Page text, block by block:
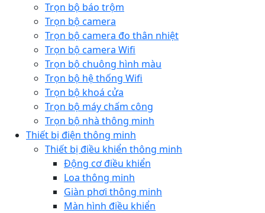
Trọn bộ báo trộm
Trọn bộ camera
Trọn bộ camera đo thân nhiệt
Trọn bộ camera Wifi
Trọn bộ chuông hình màu
Trọn bộ hệ thống Wifi
Trọn bộ khoá cửa
Trọn bộ máy chấm công
Trọn bộ nhà thông minh
Thiết bị điện thông minh
Thiết bị điều khiển thông minh
Động cơ điều khiển
Loa thông minh
Giàn phơi thông minh
Màn hình điều khiển